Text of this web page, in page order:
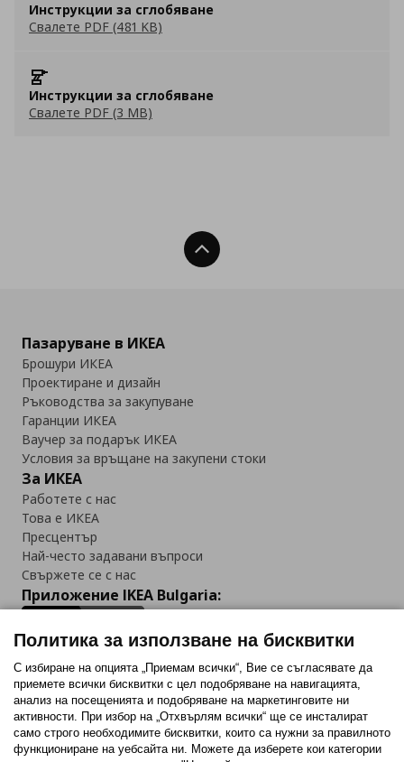
Инструкции за сглобяване
Свалете PDF (481 KB)
Инструкции за сглобяване
Свалете PDF (3 MB)
Нагоре
Пазаруване в ИКЕА
Брошури ИКЕА
Проектиране и дизайн
Ръководства за закупуване
Гаранции ИКЕА
Ваучер за подарък ИКЕА
Условия за връщане на закупени стоки
За ИКЕА
Работете с нас
Това е ИКЕА
Пресцентър
Най-често задавани въпроси
Свържете се с нас
Приложение IKEA Bulgaria:
Последвайте ни:
FacebookTwitterYoutubePinterestInstagram
Политика за използване на бисквитки
С избиране на опцията „Приемам всички“, Вие се съгласявате да
приемете всички бисквитки с цел подобряване на навигацията,
анализ на посещенията и подобряване на маркетинговите ни
активности. При избор на „Отхвърлям всички“ ще се инсталират
само строго необходимитe бисквитки, които са нужни за правилното
функциониране на уебсайта ни. Можете да изберете кои категории